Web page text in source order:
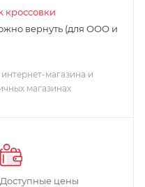
кроссовки
вернуть (для ООО и
магазина и
магазинах
Доступные цены